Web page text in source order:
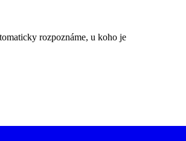
rozpoznáme, u koho je